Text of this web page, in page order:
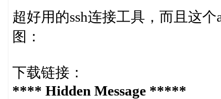
超好用的ssh连接工具，而且这
图：
下载链接：
**** Hidden Message *****